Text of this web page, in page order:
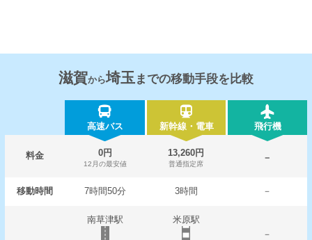
滋賀から埼玉 までの移動手段を比較
高速バス 新幹線・電車 飛行機
料金 0円
12月の最安値
13,260円
普通指定席
－
移動時間 7時間50分 3時間 －
南草津駅
米原駅
－